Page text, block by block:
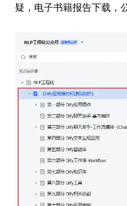
疑，电子书籍报告下载，